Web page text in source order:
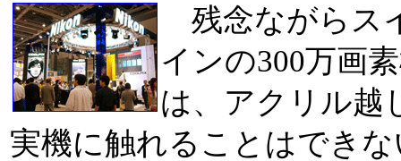
残念ながらス
インの300万画
は、アクリル越
実機に触れることはでき